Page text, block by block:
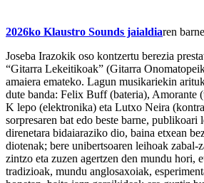
2026ko Klaustro Sounds jaialdiaren
Joseba Irazokik oso kontzertu berezia
“Gitarra Lekeitikoak” (Gitarra
amaiera emateko. Lagun musikariekin
dute banda: Felix Buff (bateria), Amorante
K lepo (elektronika) eta Lutxo Neira
sorpresaren bat edo beste barne, publikoari
direnetara bidaiaraziko dio, baina etxean
diotenak; bere unibertsoaren leihoak
zintzo eta zuzen agertzen den mundu hori,
tradizioak, mundu anglosaxoiak,